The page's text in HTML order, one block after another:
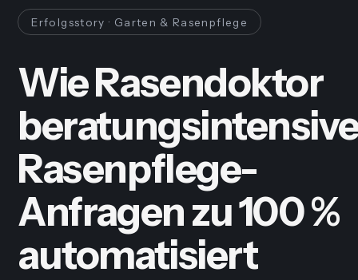
Erfolgsstory · Garten & Rasenpflege
Wie Rasendoktor
Rasenpflege-
Anfragen zu 100 %
automatisiert